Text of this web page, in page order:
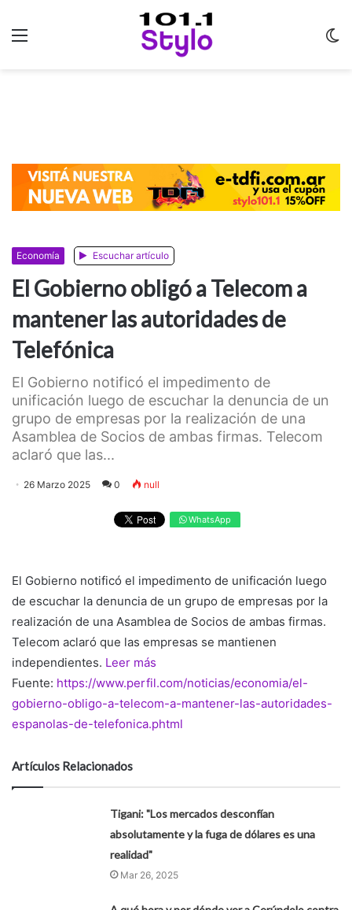
Economía Escuchar artículo
El Gobierno obligó a Telecom a
mantener las autoridades de
Telefónica
El Gobierno notificó el impedimento de
unificación luego de escuchar la denuncia de un
grupo de empresas por la realización de una
Asamblea de Socios de ambas firmas. Telecom
aclaró que las...
26 Marzo 2025 0 null
WhatsApp
El Gobierno notificó el impedimento de unificación luego
de escuchar la denuncia de un grupo de empresas por la
realización de una Asamblea de Socios de ambas firmas.
Telecom aclaró que las empresas se mantienen
independientes. Leer más
Fuente: https://www.perfil.com/noticias/economia/el-
gobierno-obligo-a-telecom-a-mantener-las-autoridades-
espanolas-de-telefonica.phtml
Artículos Relacionados
Tigani: "Los mercados desconfían
absolutamente y la fuga de dólares es una
realidad"
Mar 26, 2025